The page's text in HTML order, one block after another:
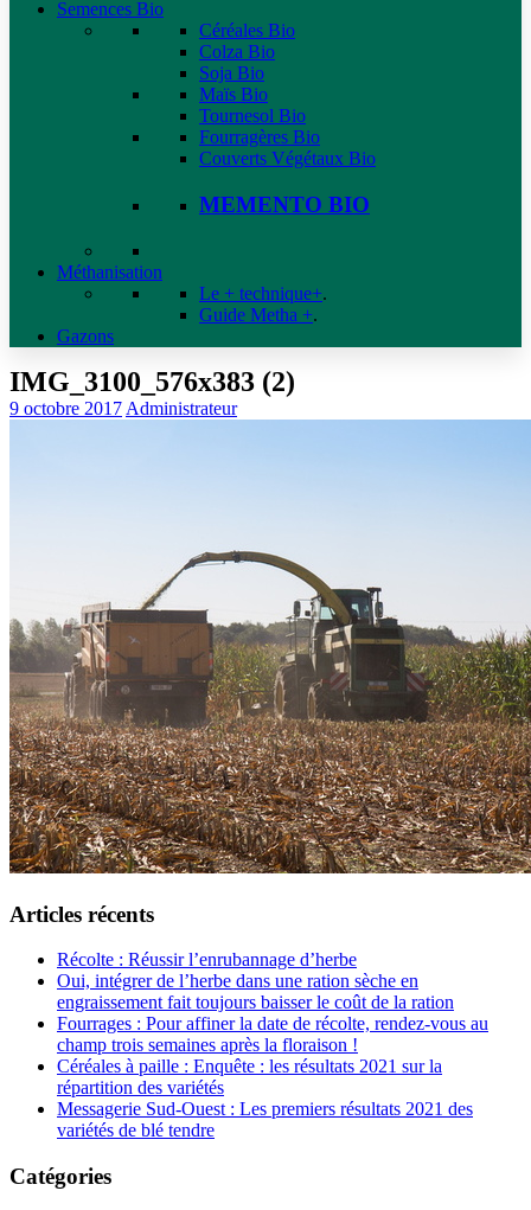
Semences Bio
Céréales Bio
Colza Bio
Soja Bio
Maïs Bio
Tournesol Bio
Fourragères Bio
Couverts Végétaux Bio
MEMENTO BIO
Méthanisation
Le + technique+.
Guide Metha +.
Gazons
IMG_3100_576x383 (2)
9 octobre 2017 Administrateur
Articles récents
Récolte : Réussir l’enrubannage d’herbe
Oui, intégrer de l’herbe dans une ration sèche en
engraissement fait toujours baisser le coût de la ration
Fourrages : Pour affiner la date de récolte, rendez-vous au
champ trois semaines après la floraison !
Céréales à paille : Enquête : les résultats 2021 sur la
répartition des variétés
Messagerie Sud-Ouest : Les premiers résultats 2021 des
variétés de blé tendre
Catégories